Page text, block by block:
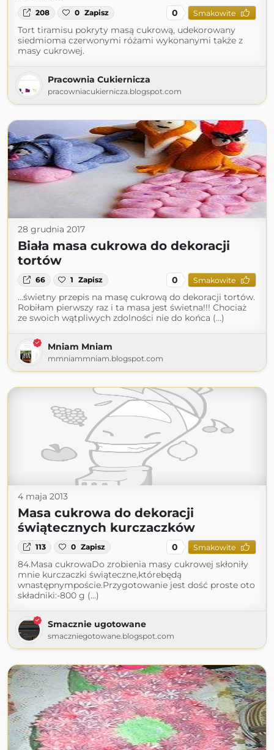
208 0 Zapisz 0 Smakowite
Tort tiramisu pokryty masą cukrową, udekorowany
siedmioma czerwonymi różami wykonanymi także z
masy cukrowej.
Pracownia Cukiernicza
pracowniacukiernicza.blogspot.com
28 grudnia 2017
Biała masa cukrowa do dekoracji
tortów
66 1 Zapisz 0 Smakowite
...świetny przepis na masę cukrową do dekoracji tortów.
Robiłam pierwszy raz i ta masa jest świetna!!! Chociaż
ze swoich wątpliwych zdolności nie do końca (...)
Mniam Mniam
mmniammniam.blogspot.com
4 maja 2013
Masa cukrowa do dekoracji
świątecznych kurczaczków
113 0 Zapisz 0 Smakowite
84.Masa cukrowaDo zrobienia masy cukrowej skłoniły
mnie kurczaczki świąteczne,którebędą
wnastępnympoście.Przygotowanie jest dość proste oto
składniki:-800 g (...)
Smacznie ugotowane
smaczniegotowane.blogspot.com